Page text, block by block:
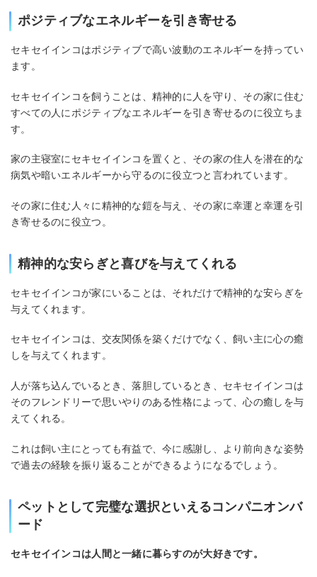
ポジティブなエネルギーを引き寄せる
セキセイインコはポジティブで高い波動のエネルギーを持ってい
ます。
セキセイインコを飼うことは、精神的に人を守り、その家に住む
すべての人にポジティブなエネルギーを引き寄せるのに役立ちま
す。
家の主寝室にセキセイインコを置くと、その家の住人を潜在的な
病気や暗いエネルギーから守るのに役立つと言われています。
その家に住む人々に精神的な鎧を与え、その家に幸運と幸運を引
き寄せるのに役立つ。
精神的な安らぎと喜びを与えてくれる
セキセイインコが家にいることは、それだけで精神的な安らぎを
与えてくれます。
セキセイインコは、交友関係を築くだけでなく、飼い主に心の癒
しを与えてくれます。
人が落ち込んでいるとき、落胆しているとき、セキセイインコは
そのフレンドリーで思いやりのある性格によって、心の癒しを与
えてくれる。
これは飼い主にとっても有益で、今に感謝し、より前向きな姿勢
で過去の経験を振り返ることができるようになるでしょう。
ペットとして完璧な選択といえるコンパニオンバ
ード
セキセイインコは人間と一緒に暮らすのが大好きです。